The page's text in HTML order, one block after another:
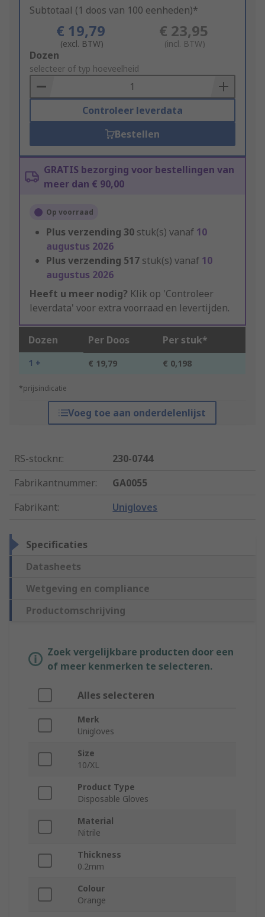
Subtotaal (1 doos van 100 eenheden)*
€ 19,79
(excl. BTW)
€ 23,95
(incl. BTW)
Add
to
Basket
Dozen
selecteer of typ hoeveelheid
Controleer leverdata
Bestellen
GRATIS bezorging voor bestellingen van
meer dan € 90,00
Op voorraad
Plus verzending 30 stuk(s) vanaf 10
augustus 2026
Plus verzending 517 stuk(s) vanaf 10
augustus 2026
Heeft u meer nodig? Klik op 'Controleer
leverdata' voor extra voorraad en levertijden.
Dozen Per Doos Per stuk*
1 + € 19,79 € 0,198
*prijsindicatie
Voeg toe aan onderdelenlijst
RS-stocknr.:
230-0744
Fabrikantnummer:
GA0055
Fabrikant: Unigloves
Specificaties
Datasheets
Wetgeving en compliance
Productomschrijving
Zoek vergelijkbare producten door een
of meer kenmerken te selecteren.
Alles selecteren
Merk
Unigloves
Size
10/XL
Product Type
Disposable Gloves
Material
Nitrile
Thickness
0.2mm
Colour
Orange